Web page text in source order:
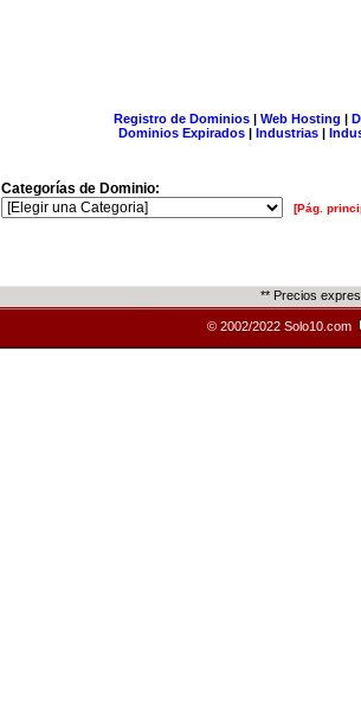
Registro de Dominios| Web Hosting |
Dominios Expirados | Industrias |
Categorías de Dominio:
[Pág.
** Precios
© 2002/2022 Solo10.com